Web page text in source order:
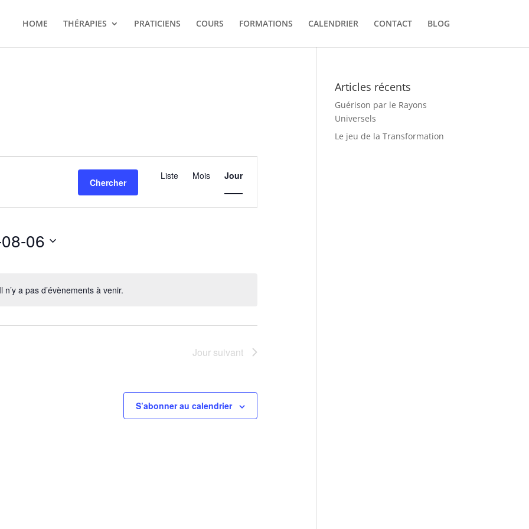
HOME THÉRAPIES PRATICIENS COURS FORMATIONS CALENDRIER CONTACT BLOG
Notice
Il n’y a pas d’évènements à venir.
Chercher
Navigation
de
vues
Liste Mois Jour
06
Jour suivant
S’abonner au calendrier
Articles récents
Guérison par le Rayons
Universels
Le jeu de la Transformation